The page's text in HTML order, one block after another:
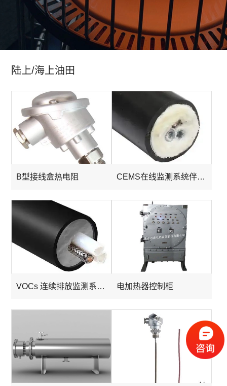
陆上/海上油田
B型接线盒热电阻 CEMS在线监测系统伴热管线
VOCs 连续排放监测系统伴热管 电加热器控制柜